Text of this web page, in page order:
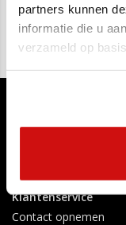
partners kunnen
informatie die u
verzameld op
Klantenservice
Contact opnemen